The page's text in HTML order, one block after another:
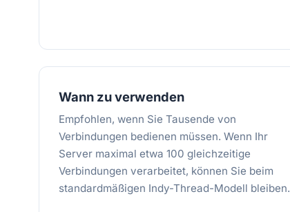
Wann zu verwenden
Empfohlen, wenn Sie Tausende von
Verbindungen bedienen müssen. Wenn Ihr
Server maximal etwa 100 gleichzeitige
Verbindungen verarbeitet, können Sie beim
standardmäßigen Indy-Thread-Modell bleiben.